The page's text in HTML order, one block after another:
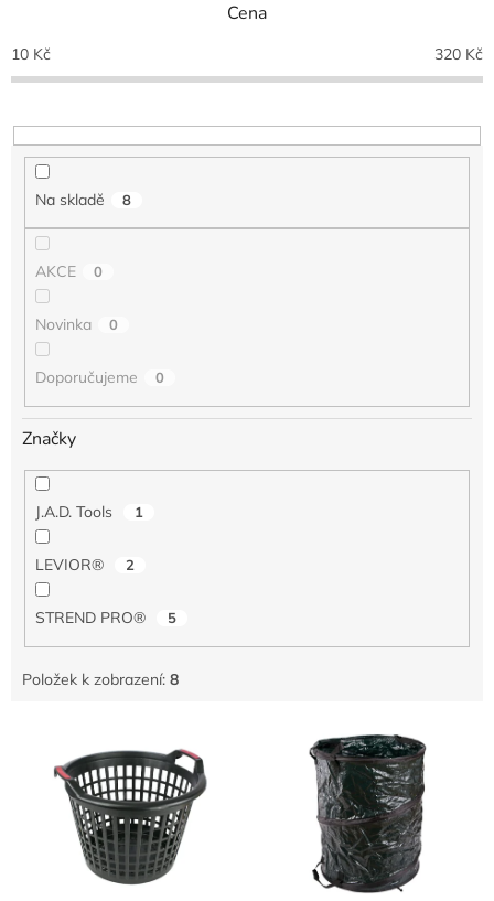
p
r
o
u
Cena
10 Kč 320 Kč
Na skladě 8
AKCE 0
Novinka 0
Doporučujeme 0
Značky
J.A.D. Tools 1
LEVIOR® 2
STREND PRO® 5
Položek k zobrazení: 8